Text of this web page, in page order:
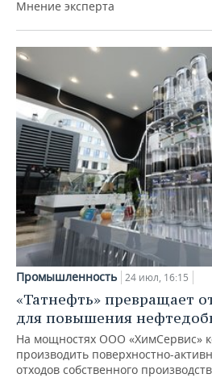
Мнение эксперта
Промышленность 24 июл, 16:15
«Татнефть» превращает
для повышения
На мощностях ООО «ХимСервис»
производить поверхностно-
отходов собственного